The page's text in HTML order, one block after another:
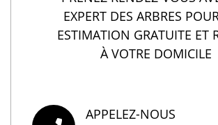
EXPERT DES ARBRES
ESTIMATION GRATUITE ET
À VOTRE DOMICILE
APPELEZ-NOUS